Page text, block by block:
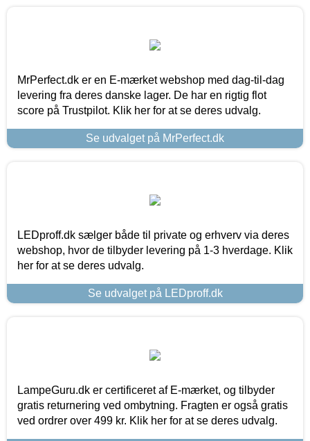
MrPerfect.dk er en E-mærket webshop med dag-til-dag
levering fra deres danske lager. De har en rigtig flot
score på Trustpilot. Klik her for at se deres udvalg.
Se udvalget på MrPerfect.dk
LEDproff.dk sælger både til private og erhverv via deres
webshop, hvor de tilbyder levering på 1-3 hverdage. Klik
her for at se deres udvalg.
Se udvalget på LEDproff.dk
LampeGuru.dk er certificeret af E-mærket, og tilbyder
gratis returnering ved ombytning. Fragten er også gratis
ved ordrer over 499 kr. Klik her for at se deres udvalg.